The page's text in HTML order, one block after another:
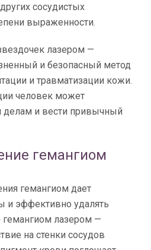
сосудистых
выраженности.
лазером —
и безопасный метод
и травматизации кожи.
человек может
делам и вести привычный
гемангиом
гемангиом дает
и эффективно удалять
лазером —
на стенки сосудов